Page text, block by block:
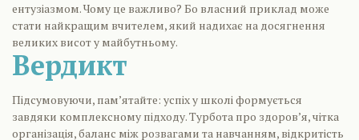
ентузіазмом. Чому це важливо? Бо власний приклад може
стати найкращим вчителем, який надихає на досягнення
великих висот у майбутньому.
Вердикт
Підсумовуючи, пам’ятайте: успіх у школі формується
завдяки комплексному підходу. Турбота про здоров’я, чітка
організація, баланс між розвагами та навчанням, відкритість